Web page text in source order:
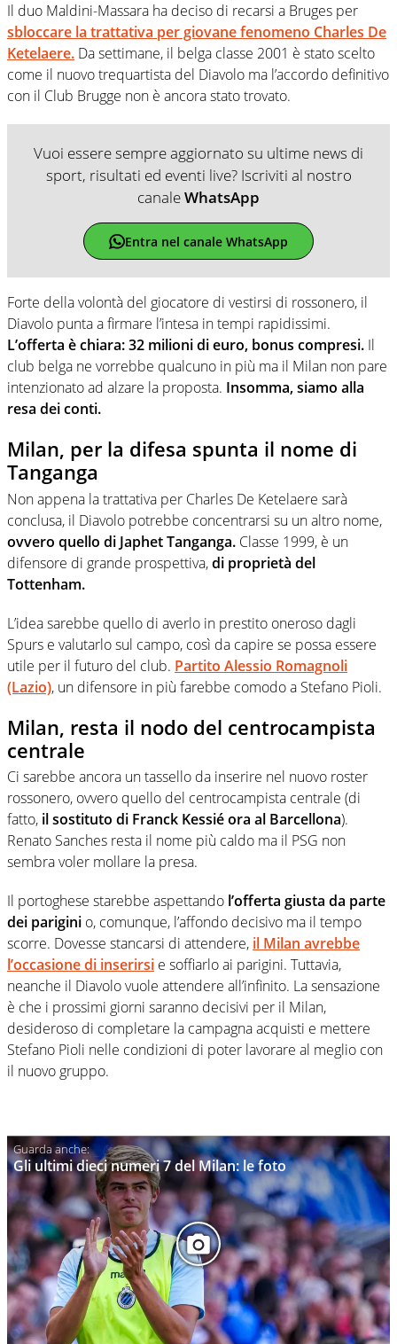
Il duo Maldini-Massara ha deciso di recarsi a Bruges per
sbloccare la trattativa per giovane fenomeno Charles De
Ketelaere. Da settimane, il belga classe 2001 è stato scelto
come il nuovo trequartista del Diavolo ma l’accordo definitivo
con il Club Brugge non è ancora stato trovato.
Vuoi essere sempre aggiornato su ultime news di
sport, risultati ed eventi live? Iscriviti al nostro
canaleWhatsApp
Entra nel canale WhatsApp
Forte della volontà del giocatore di vestirsi di rossonero, il
Diavolo punta a firmare l’intesa in tempi rapidissimi.
L’offerta è chiara: 32 milioni di euro, bonus compresi. Il
club belga ne vorrebbe qualcuno in più ma il Milan non pare
intenzionato ad alzare la proposta. Insomma, siamo alla
resa dei conti.
Milan, per la difesa spunta il nome di
Tanganga
Non appena la trattativa per Charles De Ketelaere sarà
conclusa, il Diavolo potrebbe concentrarsi su un altro nome,
ovvero quello di Japhet Tanganga. Classe 1999, è un
difensore di grande prospettiva,di proprietà del
Tottenham.
L’idea sarebbe quello di averlo in prestito oneroso dagli
Spurs e valutarlo sul campo, così da capire se possa essere
utile per il futuro del club. Partito Alessio Romagnoli
(Lazio), un difensore in più farebbe comodo a Stefano Pioli.
Milan, resta il nodo del centrocampista
centrale
Ci sarebbe ancora un tassello da inserire nel nuovo roster
rossonero, ovvero quello del centrocampista centrale (di
fatto, il sostituto di Franck Kessié ora al Barcellona).
Renato Sanches resta il nome più caldo ma il PSG non
sembra voler mollare la presa.
Il portoghese starebbe aspettando l’offerta giusta da parte
dei parigini o, comunque, l’affondo decisivo ma il tempo
scorre. Dovesse stancarsi di attendere, il Milan avrebbe
l’occasione di inserirsi e soffiarlo ai parigini. Tuttavia,
neanche il Diavolo vuole attendere all’infinito. La sensazione
è che i prossimi giorni saranno decisivi per il Milan,
desideroso di completare la campagna acquisti e mettere
Stefano Pioli nelle condizioni di poter lavorare al meglio con
il nuovo gruppo.
Gli ultimi dieci numeri 7 del Milan: le foto